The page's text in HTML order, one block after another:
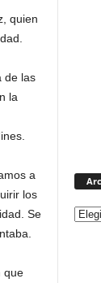
quien
de las
la
a
los
Se
que